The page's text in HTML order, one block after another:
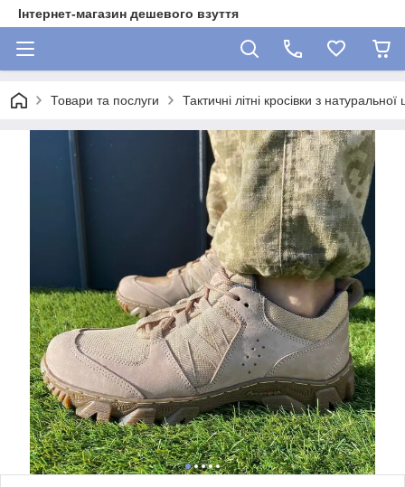
Інтернет-магазин дешевого взуття
Товари та послуги Тактичні літні кросівки з натуральної